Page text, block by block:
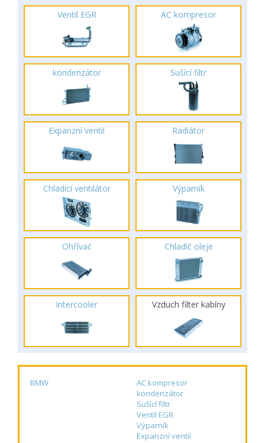
Ventil EGR AC kompresor
kondenzátor Sušící filtr
Expanzní ventil Radiátor
Chladicí ventilátor Výparník
Ohřívač Chladič oleje
Intercooler Vzduch filter kabíny
BMW
AC kompresor
kondenzátor
Sušící filtr
Ventil EGR
Výparník
Expanzní ventil